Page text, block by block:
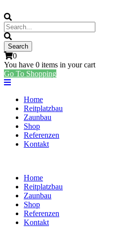
0
You have 0 items in your cart
Go To Shopping
Home
Reitplatzbau
Zaunbau
Shop
Referenzen
Kontakt
Home
Reitplatzbau
Zaunbau
Shop
Referenzen
Kontakt